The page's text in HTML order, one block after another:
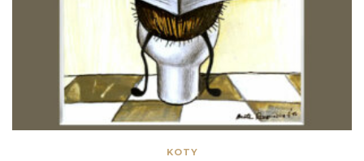
KOTY